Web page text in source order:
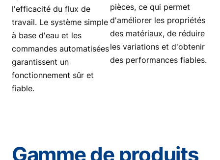
l'efficacité du flux de
travail. Le système simple
à base d'eau et les
commandes automatisées
garantissent un
fonctionnement sûr et
fiable.
pièces, ce qui permet
d'améliorer les propriétés
des matériaux, de réduire
les variations et d'obtenir
des performances fiables.
Gamme de produits